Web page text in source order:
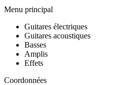
Menu principal
Guitares électriques
Guitares acoustiques
Basses
Amplis
Effets
Coordonnées